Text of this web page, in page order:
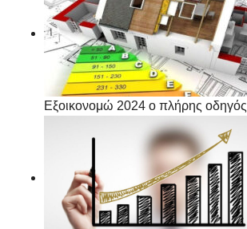
Εξοικονομώ 2024 ο πλήρης οδηγός